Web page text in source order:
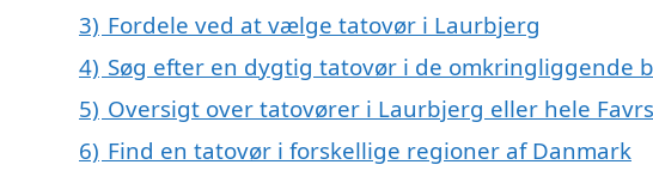
3) Fordele ved at vælge tatovør i Laurbjerg
4) Søg efter en dygtig tatovør i de omkringliggende
5) Oversigt over tatovører i Laurbjerg eller hele
6) Find en tatovør i forskellige regioner af Danmark